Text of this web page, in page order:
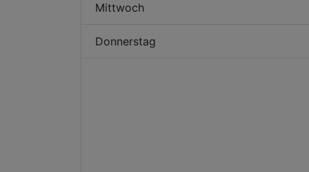
Mittwoch
Donnerstag